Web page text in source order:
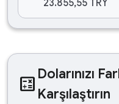
23.855,55 TRY
calculate Dolarınızı
Karşılaştırın